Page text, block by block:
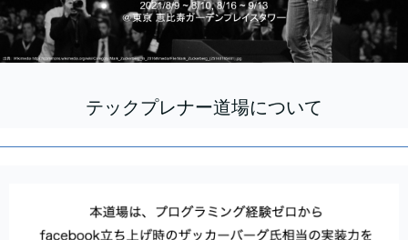
テックプレナー道場について